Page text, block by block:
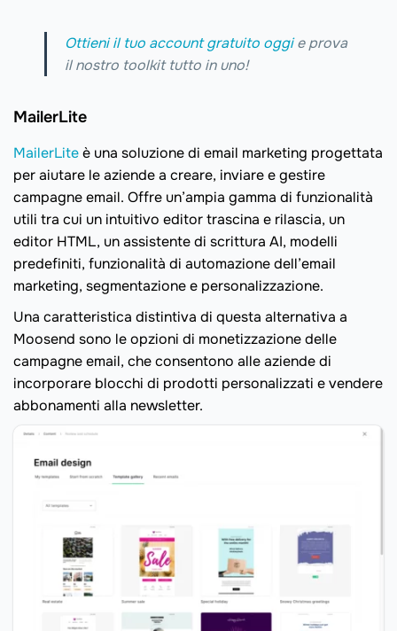
Ottieni il tuo account gratuito oggie prova
il nostro toolkit tutto in uno!
MailerLite
MailerLiteè una soluzione di email marketing progettata
per aiutare le aziende a creare, inviare e gestire
campagne email. Offre un’ampia gamma di funzionalità
utili tra cui un intuitivo editor trascina e rilascia, un
editor HTML, un assistente di scrittura AI, modelli
predefiniti, funzionalità di automazione dell’email
marketing, segmentazione e personalizzazione.
Una caratteristica distintiva di questa alternativa a
Moosend sono le opzioni di monetizzazione delle
campagne email, che consentono alle aziende di
incorporare blocchi di prodotti personalizzati e vendere
abbonamenti alla newsletter.